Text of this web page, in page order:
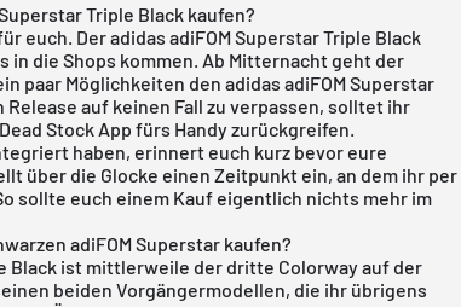
Triple Black kaufen?
euch. Der adidas adiFOM Superstar Triple Black
in die Shops kommen. Ab Mitternacht geht der
paar Möglichkeiten den adidas adiFOM Superstar
Release auf keinen Fall zu verpassen, solltet ihr
Stock App fürs Handy zurückgreifen.
haben, erinnert euch kurz bevor eure
über die Glocke einen Zeitpunkt ein, an dem ihr per
sollte euch einem Kauf eigentlich nichts mehr im
adiFOM Superstar kaufen?
Black ist mittlerweile der dritte Colorway auf der
beiden Vorgängermodellen, die ihr übrigens